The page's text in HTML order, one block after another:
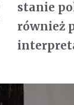
stanie
również